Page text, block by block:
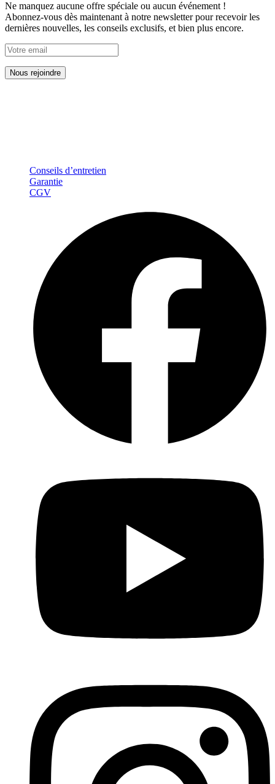
Ne manquez aucune offre spéciale ou aucun événement !
Abonnez-vous dès maintenant à notre newsletter pour recevoir les
dernières nouvelles, les conseils exclusifs, et bien plus encore.
Conseils d’entretien
Garantie
CGV